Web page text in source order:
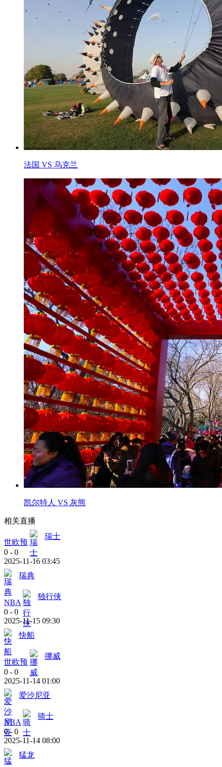
法国 VS 乌克兰
凯尔特人 VS 灰熊
相关直播
世欧预
瑞士
0 - 0
2025-11-16 03:45
瑞典
NBA
独行侠
0 - 0
2025-11-15 09:30
快船
世欧预
挪威
0 - 0
2025-11-14 01:00
爱沙尼亚
NBA
骑士
0 - 0
2025-11-14 08:00
猛龙